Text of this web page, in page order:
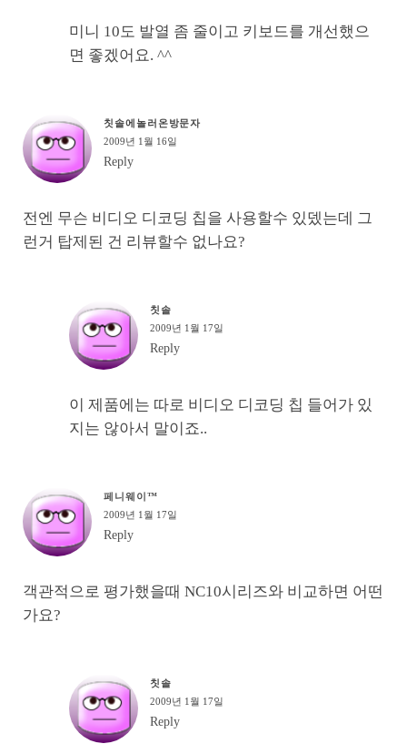
미니 10도 발열 좀 줄이고 키보드를 개선했으
면 좋겠어요. ^^
칫솔에놀러온방문자
2009년 1월 16일
Reply
전엔 무슨 비디오 디코딩 칩을 사용할수 있뎄는데 그
런거 탑제된 건 리뷰할수 없나요?
칫솔
2009년 1월 17일
Reply
이 제품에는 따로 비디오 디코딩 칩 들어가 있
지는 않아서 말이죠..
페니웨이™
2009년 1월 17일
Reply
객관적으로 평가했을때 NC10시리즈와 비교하면 어떤
가요?
칫솔
2009년 1월 17일
Reply